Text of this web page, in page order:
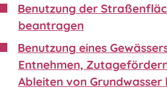
Benutzung der
beantragen
Benutzung eines
Entnehmen,
Ableiten von